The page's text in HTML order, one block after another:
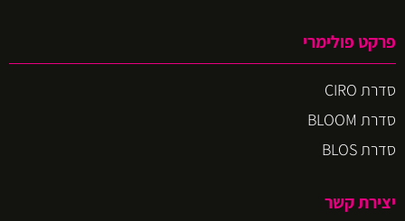
פרקט פולימרי
סדרת CIRO
סדרת BLOOM
סדרת BLOS
יצירת קשר